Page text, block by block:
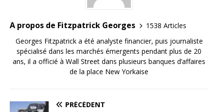
A propos de Fitzpatrick Georges
1538 Articles
Georges Fitzpatrick a été analyste financier, puis journaliste
spécialisé dans les marchés émergents pendant plus de 20
ans, il a officié à Wall Street dans plusieurs banques d’affaires
de la place New Yorkaise
PRÉCÉDENT